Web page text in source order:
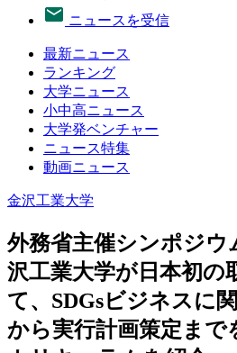
ニュースを受信
最新ニュース
ランキング
大学ニュース
小中高ニュース
大学発ベンチャー
ニュース特集
動画ニュース
金沢工業大学
外務省主催シンポジウ
沢工業大学が日本初の
て、SDGsビジネスに
から実行計画策定まで